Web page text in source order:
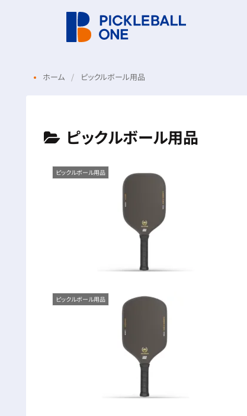
ホーム ピックルボール用品
ピックルボール用品
ピックルボール用品
ピックルボール用品